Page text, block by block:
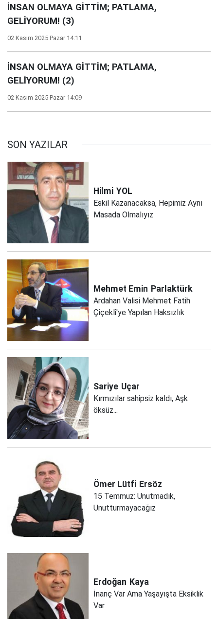
İNSAN OLMAYA GİTTİM; PATLAMA,
GELİYORUM! (3)
02 Kasım 2025 Pazar 14:11
İNSAN OLMAYA GİTTİM; PATLAMA,
GELİYORUM! (2)
02 Kasım 2025 Pazar 14:09
SON YAZILAR
Hilmi YOL
Eskil Kazanacaksa, Hepimiz Aynı
Masada Olmalıyız
Mehmet Emin Parlaktürk
Ardahan Valisi Mehmet Fatih
Çiçekli'ye Yapılan Haksızlık
Sariye Uçar
Kırmızılar sahipsiz kaldı, Aşk
öksüz...
Ömer Lütfi Ersöz
15 Temmuz: Unutmadık,
Unutturmayacağız
Erdoğan Kaya
İnanç Var Ama Yaşayışta Eksiklik
Var